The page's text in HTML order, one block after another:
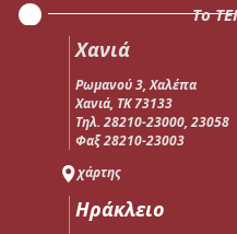
Το
Χανιά
Ρωμανού 3, Χαλέπα
Χανιά, ΤΚ 73133
Τηλ. 28210-23000, 23058
Φαξ 28210-23003
χάρτης
Ηράκλειο